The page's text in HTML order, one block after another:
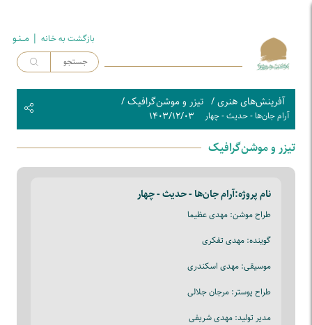
بازگشت به خـانه | مــنـو
آفرینش‌های هنری/ تیزر و موشن‌گرافیک/
آرام جان‌ها - حدیث - چهار ۱۴۰۳/۱۲/۰۳
تیزر و موشن‌گرافیک
نام پروژه:آرام جان‌ها - حدیث - چهار
طراح موشن: مهدی عظیما
گوینده: مهدی تفکری
موسیقی: مهدی اسکندری
طراح پوستر: مرجان جلالی
مدیر تولید: مهدی شریفی